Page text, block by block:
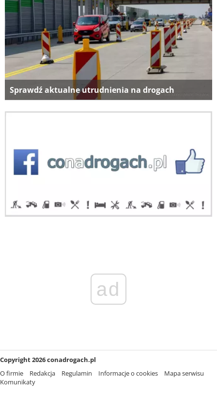
Sprawdź aktualne utrudnienia na drogach
ad
Copyright 2026 conadrogach.pl
O firmie
Redakcja Regulamin Informacje o cookies
Mapa serwisu
Komunikaty